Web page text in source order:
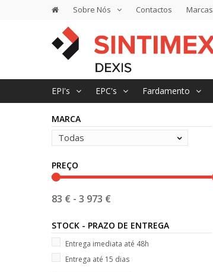
Sobre Nós Contactos Marcas
EPI's EPC's Fardamento
MARCA
Todas
PREÇO
83 € - 3 973 €
STOCK - PRAZO DE ENTREGA
Entrega imediata até 48h
Entrega até 15 dias